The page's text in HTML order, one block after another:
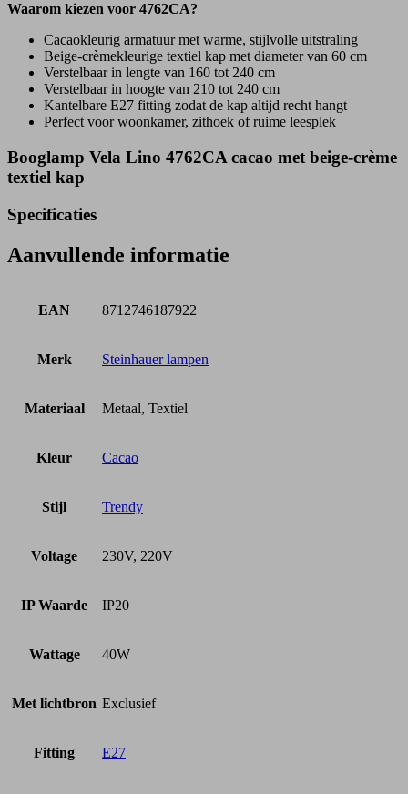
Waarom kiezen voor 4762CA?
Cacaokleurig armatuur met warme, stijlvolle uitstraling
Beige-crèmekleurige textiel kap met diameter van 60 cm
Verstelbaar in lengte van 160 tot 240 cm
Verstelbaar in hoogte van 210 tot 240 cm
Kantelbare E27 fitting zodat de kap altijd recht hangt
Perfect voor woonkamer, zithoek of ruime leesplek
Booglamp Vela Lino 4762CA cacao met beige-crème
textiel kap
Specificaties
Aanvullende informatie
EAN 8712746187922
Merk Steinhauer lampen
Materiaal Metaal, Textiel
Kleur Cacao
Stijl Trendy
Voltage 230V, 220V
IP Waarde IP20
Wattage 40W
Met lichtbron Exclusief
Fitting E27